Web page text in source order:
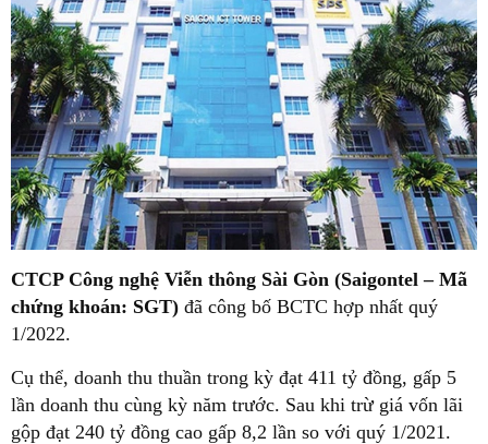
CTCP Công nghệ Viễn thông Sài Gòn (Saigontel – Mã
chứng khoán: SGT) đã công bố BCTC hợp nhất quý
1/2022.
Cụ thể, doanh thu thuần trong kỳ đạt 411 tỷ đồng, gấp 5
lần doanh thu cùng kỳ năm trước. Sau khi trừ giá vốn lãi
gộp đạt 240 tỷ đồng cao gấp 8,2 lần so với quý 1/2021.